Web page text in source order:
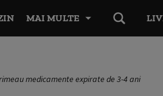
MAI MULTE
medicamente expirate de 3-4 ani